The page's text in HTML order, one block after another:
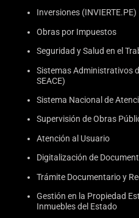
Inversiones (INVIERTE.PE)
Obras por Impuestos
Seguridad y Salud en el
Sistemas Administrativos
SEACE)
Sistema Nacional de
Supervisión de Obras
Atención al Usuario
Digitalización de
Trámite Documentario y
Gestión en la Propiedad
Inmuebles del Estado